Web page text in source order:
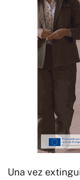
Una vez